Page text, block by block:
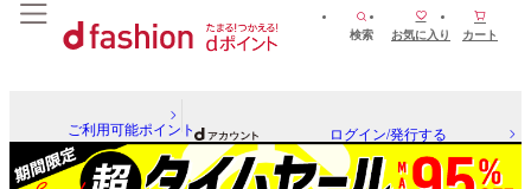
検索 お気に入り カート
ご利用可能ポイント ログイン/発行する